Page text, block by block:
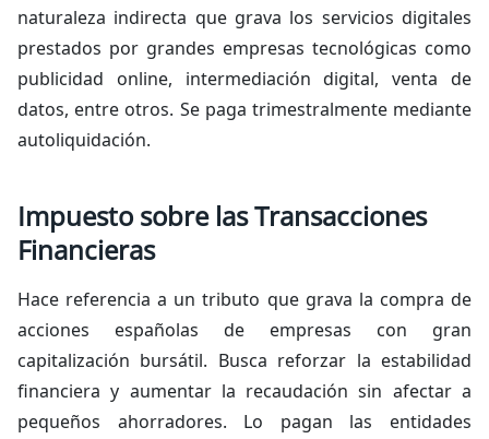
naturaleza indirecta que grava los servicios digitales
prestados por grandes empresas tecnológicas como
publicidad online, intermediación digital, venta de
datos, entre otros. Se paga trimestralmente mediante
autoliquidación.
Impuesto sobre las Transacciones
Financieras
Hace referencia a un tributo que grava la compra de
acciones españolas de empresas con gran
capitalización bursátil. Busca reforzar la estabilidad
financiera y aumentar la recaudación sin afectar a
pequeños ahorradores.
Lo pagan las entidades